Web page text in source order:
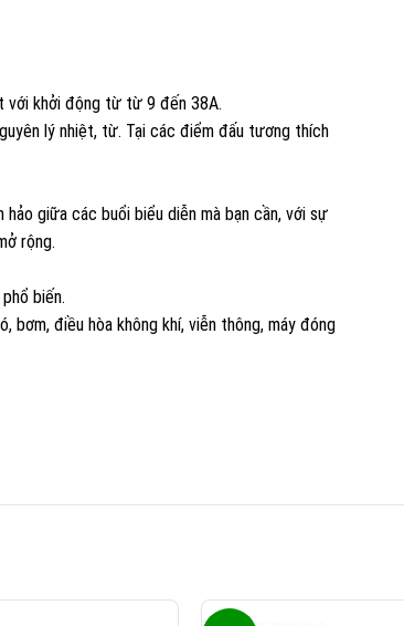
với khởi động từ từ 9 đến 38A.
lý nhiệt, từ. Tại các điểm đấu tương thích
giữa các buổi biểu diễn mà bạn cần, với sự
rộng.
biến.
bơm, điều hòa không khí, viễn thông, máy đóng